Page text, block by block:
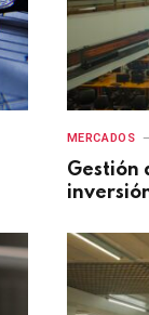
MERCADOS
Gestión